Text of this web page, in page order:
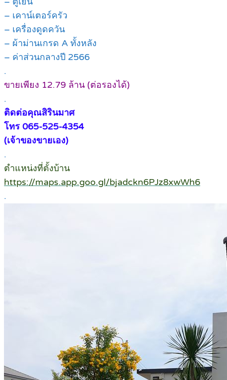
– เคาน์เตอร์ครัว
– เครื่องดูดควัน
– ผ้าม่านเกรด A ทั้งหลัง
– ค่าส่วนกลางปี 2566
.
ขายเพียง 12.79 ล้าน (ต่อรองได้)
.
ติดต่อคุณสิรินมาศ
โทร 065-525-4354
(เจ้าของขายเอง)
.
ตำแหน่งที่ตั้งบ้าน
https://maps.app.goo.gl/bjadckn6PJz8xwWh6
.